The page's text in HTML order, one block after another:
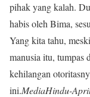
pihak yang kalah.
habis oleh Bima,
Yang kita tahu,
manusia itu, tumpas
kehilangan
ini.MediaHindu-